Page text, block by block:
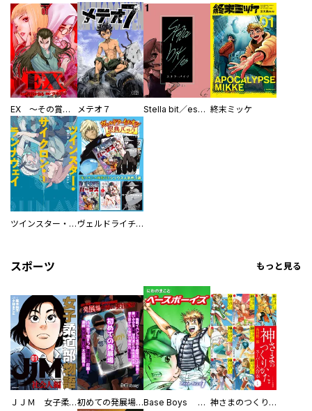
EX ～その賞金稼ぎは、世界の出口を探す～【単行本版】 メテオ７ Stella bit／es【単話版】 終末ミッケ
ツインスター・サイクロン・ランナウェイ ヴェルドライチオシ聖典パック 『転スラ』ミニ画集付き シリウス人気作３選
スポーツ もっと見る
ＪＪＭ 女子柔道部物語 社会人編 初めての発展場 【白抜き修正版】 Base Boys 新装版 神さまのつくりかた。スーパー大合本